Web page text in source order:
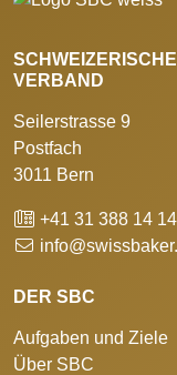
VERBAND
Seilerstrasse 9
Postfach
3011 Bern
+41 31 388 14 14
DER SBC
Aufgaben und Ziele
Über SBC